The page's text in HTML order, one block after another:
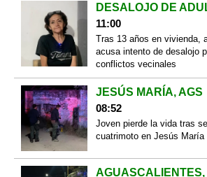
DESALOJO DE
11:00
Tras 13 años en vivienda,
acusa intento de desalojo
conflictos vecinales
JESÚS MARÍA, AGS
08:52
Joven pierde la vida tras
cuatrimoto en Jesús María
AGUASCALIENTES,